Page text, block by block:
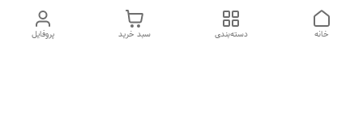
پروفایل سبد خرید دسته‌بندی خانه